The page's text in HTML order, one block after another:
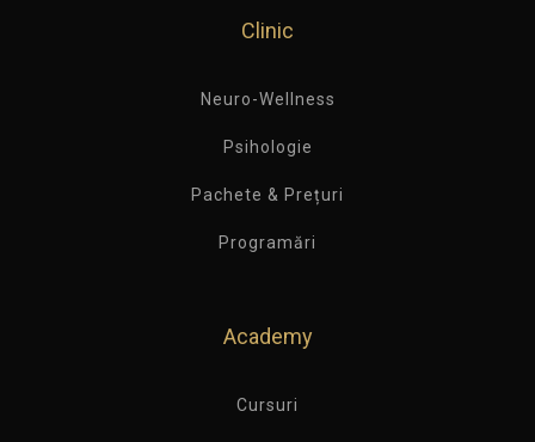
Clinic
Neuro-Wellness
Psihologie
Pachete & Prețuri
Programări
Academy
Cursuri